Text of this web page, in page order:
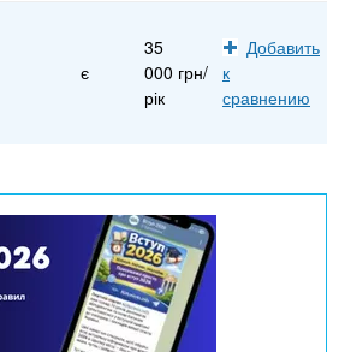
є
35
000 грн/
рік
Добавить
к
сравнению